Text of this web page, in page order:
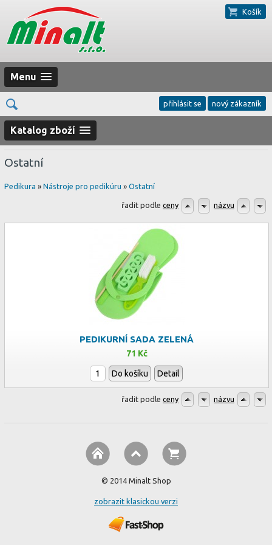
Košík
Menu
přihlásit se nový zákazník
Katalog zboží
Ostatní
Pedikura » Nástroje pro pedikúru » Ostatní
řadit podle ceny názvu
PEDIKURNÍ SADA ZELENÁ
71 Kč
Do košíku Detail
řadit podle ceny názvu
© 2014 Minalt Shop
zobrazit klasickou verzi